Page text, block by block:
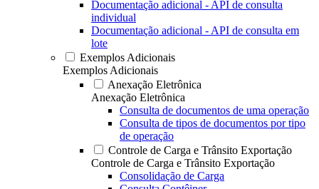
Documentação adicional - API de consulta
individual
Documentação adicional - API de consulta em
lote
Exemplos Adicionais
Exemplos Adicionais
Anexação Eletrônica
Anexação Eletrônica
Consulta de documentos de uma operação
Consulta de tipos de documentos por tipo
de operação
Controle de Carga e Trânsito Exportação
Controle de Carga e Trânsito Exportação
Consolidação de Carga